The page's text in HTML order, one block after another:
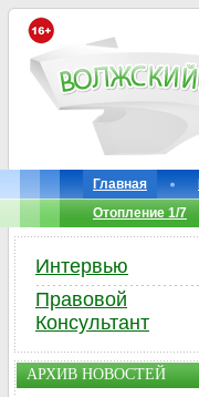
Главная
Отопление 1/7
Интервью
Правовой
Консультант
АРХИВ НОВОСТЕЙ